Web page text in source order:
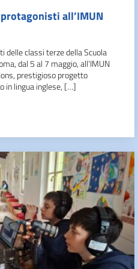
all’IMUN
delle classi terze della Scuola
dal 5 al 7 maggio, all’IMUN
prestigioso progetto
in lingua inglese, […]